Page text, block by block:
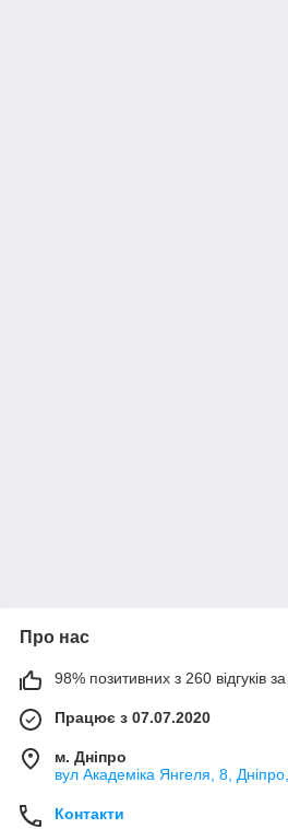
Про нас
98% позитивних з 260 відгуків за
Працює з 07.07.2020
м. Дніпро
вул Академіка Янгеля, 8,
Контакти